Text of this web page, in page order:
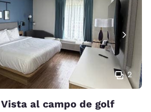
2
Vista al campo de golf